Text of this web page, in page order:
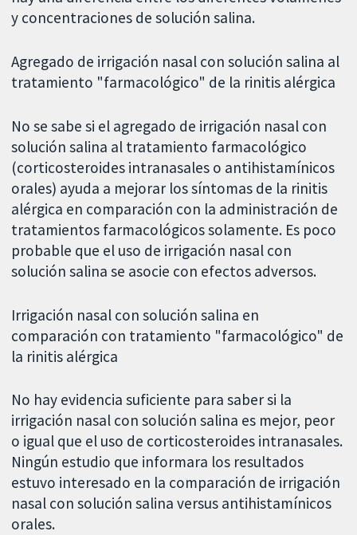
y concentraciones de solución salina.
Agregado de irrigación nasal con solución salina al
tratamiento "farmacológico" de la rinitis alérgica
No se sabe si el agregado de irrigación nasal con
solución salina al tratamiento farmacológico
(corticosteroides intranasales o antihistamínicos
orales) ayuda a mejorar los síntomas de la rinitis
alérgica en comparación con la administración de
tratamientos farmacológicos solamente. Es poco
probable que el uso de irrigación nasal con
solución salina se asocie con efectos adversos.
Irrigación nasal con solución salina en
comparación con tratamiento "farmacológico" de
la rinitis alérgica
No hay evidencia suficiente para saber si la
irrigación nasal con solución salina es mejor, peor
o igual que el uso de corticosteroides intranasales.
Ningún estudio que informara los resultados
estuvo interesado en la comparación de irrigación
nasal con solución salina versus antihistamínicos
orales.